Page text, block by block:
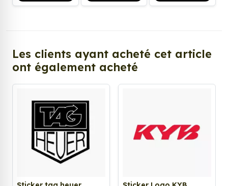
Les clients ayant acheté cet article
ont également acheté